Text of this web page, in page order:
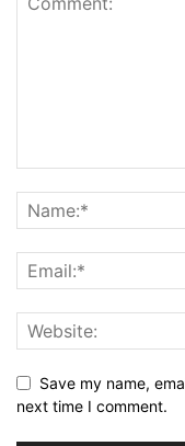
Save my name,
next time I comment.